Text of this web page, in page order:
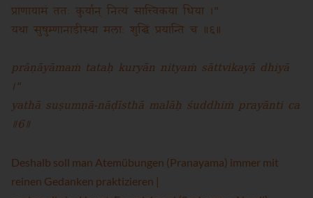
प्राणायामं ततः कुर्यान् नित्यं सात्त्विकया धिया ।"
यथा सुषुम्णानाडीस्था मलाः शुद्धिं प्रयान्ति च ॥६॥
prāṇāyāmaṁ tataḥ kuryān nityaṁ sāttvikayā dhiyā
।"
yathā suṣumṇā-nāḍīsthā malāḥ śuddhiṁ prayānti ca
॥6॥
Deshalb soll man Atemübungen (Pranayama) immer mit
reinen Gedanken praktizieren |